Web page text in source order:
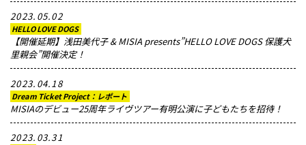
2023.05.02
HELLO LOVE DOGS
【開催延期】浅田美代子 & MISIA presents”HELLO LOVE DOGS 保護犬
里親会”開催決定！
2023.04.18
Dream Ticket Project：レポート
MISIAのデビュー25周年ライヴツアー有明公演に子どもたちを招待！
2023.03.31